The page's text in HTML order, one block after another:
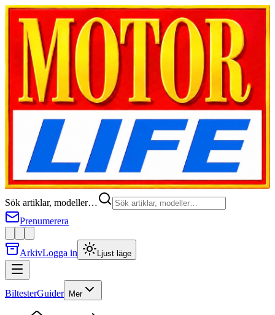
Sök artiklar, modeller…
Prenumerera
ArkivLogga in Ljust läge
BiltesterGuider Mer